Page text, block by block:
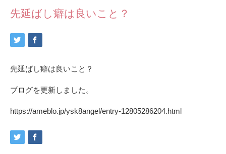
先延ばし癖は良いこと？
先延ばし癖は良いこと？
ブログを更新しました。
https://ameblo.jp/ysk8angel/entry-12805286204.html